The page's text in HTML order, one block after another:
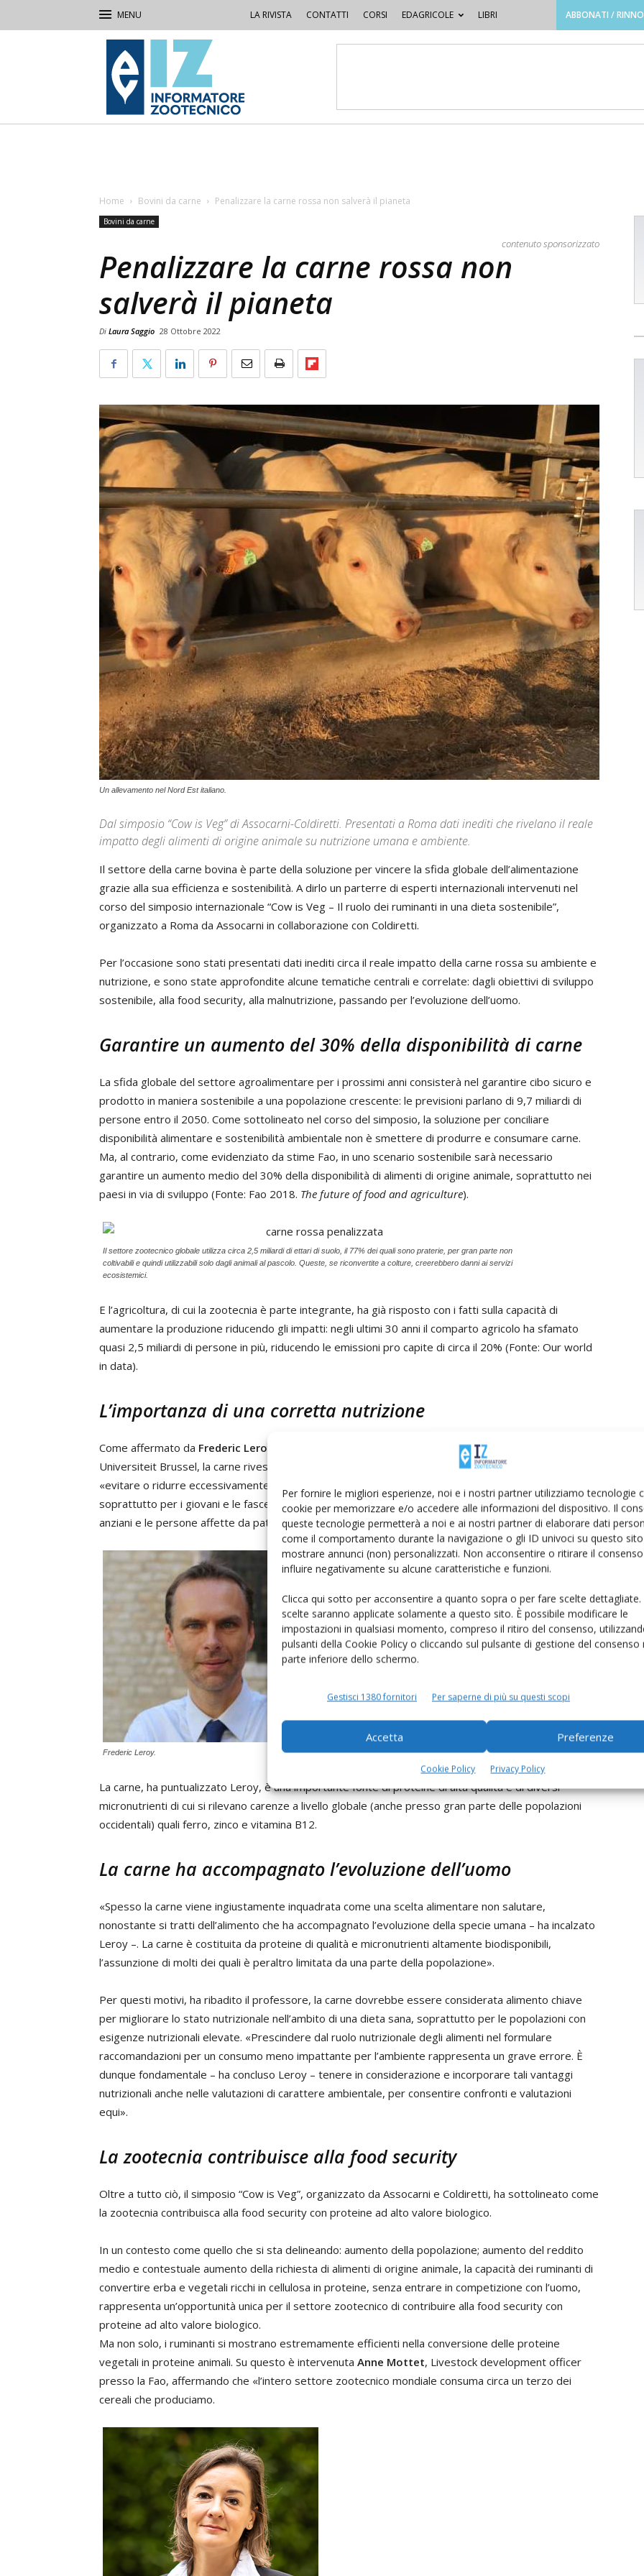
Per fornire le migliori esperienze, noi e i nostri partner utilizziamo tecnologie
cookie per memorizzare e/o accedere alle informazioni del dispositivo. Il
queste tecnologie permetterà a noi e ai nostri partner di elaborare dati
come il comportamento durante la navigazione o gli ID univoci su questo
mostrare annunci (non) personalizzati. Non acconsentire o ritirare il
influire negativamente su alcune caratteristiche e funzioni.
Clicca qui sotto per acconsentire a quanto sopra o per fare scelte dettagliate.
scelte saranno applicate solamente a questo sito. È possibile modificare le
impostazioni in qualsiasi momento, compreso il ritiro del consenso,
pulsanti della Cookie Policy o cliccando sul pulsante di gestione del consenso
parte inferiore dello schermo.
Gestisci 1380 fornitori Per saperne di più su questi scopi
Accetta Preferenze
Cookie Policy Privacy Policy
LA RIVISTA CONTATTI CORSI EDAGRICOLE LIBRI ABBONATI /
IZ
Informatore
Zootecnico
Home Bovini da carne Penalizzare la carne rossa non salverà il pianeta
Bovini da carne
contenuto sponsorizzato
Penalizzare la carne rossa non
salverà il pianeta
Di Laura Saggio 28 Ottobre 2022
Un allevamento nel Nord Est italiano.
Dal simposio “Cow is Veg” di Assocarni-Coldiretti. Presentati a Roma dati inediti che rivelano il reale
impatto degli alimenti di origine animale su nutrizione umana e ambiente.
Il settore della carne bovina è parte della soluzione per vincere la sfida globale dell’alimentazione
grazie alla sua efficienza e sostenibilità. A dirlo un parterre di esperti internazionali intervenuti nel
corso del simposio internazionale “Cow is Veg – Il ruolo dei ruminanti in una dieta sostenibile”,
organizzato a Roma da Assocarni in collaborazione con Coldiretti.
Per l’occasione sono stati presentati dati inediti circa il reale impatto della carne rossa su ambiente e
nutrizione, e sono state approfondite alcune tematiche centrali e correlate: dagli obiettivi di sviluppo
sostenibile, alla food security, alla malnutrizione, passando per l’evoluzione dell’uomo.
Garantire un aumento del 30% della disponibilità di carne
La sfida globale del settore agroalimentare per i prossimi anni consisterà nel garantire cibo sicuro e
prodotto in maniera sostenibile a una popolazione crescente: le previsioni parlano di 9,7 miliardi di
persone entro il 2050. Come sottolineato nel corso del simposio, la soluzione per conciliare
disponibilità alimentare e sostenibilità ambientale non è smettere di produrre e consumare carne.
Ma, al contrario, come evidenziato da stime Fao, in uno scenario sostenibile sarà necessario
garantire un aumento medio del 30% della disponibilità di alimenti di origine animale, soprattutto nei
paesi in via di sviluppo (Fonte: Fao 2018. The future of food and agriculture).
Il settore zootecnico globale utilizza circa 2,5 miliardi di ettari di suolo, il 77% dei quali sono praterie, per gran parte non
coltivabili e quindi utilizzabili solo dagli animali al pascolo. Queste, se riconvertite a colture, creerebbero danni ai servizi
ecosistemici.
E l’agricoltura, di cui la zootecnia è parte integrante, ha già risposto con i fatti sulla capacità di
aumentare la produzione riducendo gli impatti: negli ultimi 30 anni il comparto agricolo ha sfamato
quasi 2,5 miliardi di persone in più, riducendo le emissioni pro capite di circa il 20% (Fonte: Our world
in data).
L’importanza di una corretta nutrizione
Come affermato da Frederic Leroy
, professore della scienza dell’alimentazione presso Vrije
Universiteit Brussel, la carne riveste un’importanza determinante dal punto di vista nutrizionale:
«evitare o ridurre eccessivamente l’assunzione di carne può rendere le diete meno equilibrate
soprattutto per i giovani e le fasce di popolazione più fragili, tra cui le donne in età riproduttiva, gli
anziani e le persone affette da patologie».
Frederic Leroy.
La carne, ha puntualizzato Leroy, è una importante fonte di proteine di alta qualità e di diversi
micronutrienti di cui si rilevano carenze a livello globale (anche presso gran parte delle popolazioni
occidentali) quali ferro, zinco e vitamina B12.
La carne ha accompagnato l’evoluzione dell’uomo
«Spesso la carne viene ingiustamente inquadrata come una scelta alimentare non salutare,
nonostante si tratti dell’alimento che ha accompagnato l’evoluzione della specie umana – ha incalzato
Leroy –. La carne è costituita da proteine di qualità e micronutrienti altamente biodisponibili,
l’assunzione di molti dei quali è peraltro limitata da una parte della popolazione».
Per questi motivi, ha ribadito il professore, la carne dovrebbe essere considerata alimento chiave
per migliorare lo stato nutrizionale nell’ambito di una dieta sana, soprattutto per le popolazioni con
esigenze nutrizionali elevate. «Prescindere dal ruolo nutrizionale degli alimenti nel formulare
raccomandazioni per un consumo meno impattante per l’ambiente rappresenta un grave errore. È
dunque fondamentale – ha concluso Leroy – tenere in considerazione e incorporare tali vantaggi
nutrizionali anche nelle valutazioni di carattere ambientale, per consentire confronti e valutazioni
equi».
La zootecnia contribuisce alla food security
Oltre a tutto ciò, il simposio “Cow is Veg”, organizzato da Assocarni e Coldiretti, ha sottolineato come
la zootecnia contribuisca alla food security con proteine ad alto valore biologico.
In un contesto come quello che si sta delineando: aumento della popolazione; aumento del reddito
medio e contestuale aumento della richiesta di alimenti di origine animale, la capacità dei ruminanti di
convertire erba e vegetali ricchi in cellulosa in proteine, senza entrare in competizione con l’uomo,
rappresenta un’opportunità unica per il settore zootecnico di contribuire alla food security con
proteine ad alto valore biologico.
Ma non solo, i ruminanti si mostrano estremamente efficienti nella conversione delle proteine
vegetali in proteine animali. Su questo è intervenuta Anne Mottet, Livestock development officer
presso la Fao, affermando che «l’intero settore zootecnico mondiale consuma circa un terzo dei
cereali che produciamo.